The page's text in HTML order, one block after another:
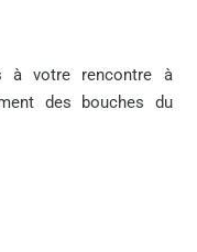
à votre rencontre à
des bouches du